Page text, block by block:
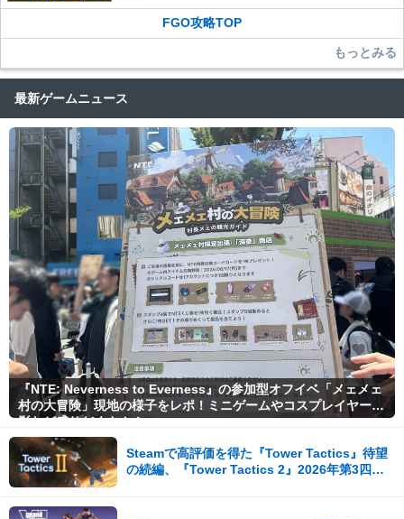
FGO攻略TOP
もっとみる
最新ゲームニュース
『NTE: Neverness to Everness』の参加型オフイベ「メェメェ
村の大冒険」現地の様子をレポ！ミニゲームやコスプレイヤー撮
影など盛りだくさん！
Steamで高評価を得た『Tower Tactics』待望
の続編、『Tower Tactics 2』2026年第3四半